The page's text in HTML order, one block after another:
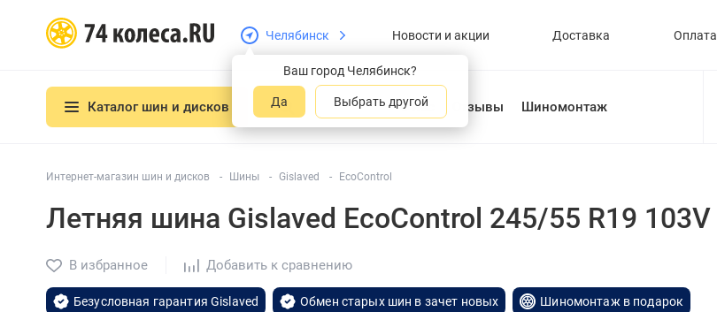
Челябинск
Ваш город Челябинск?
Да Выбрать другой
Новости и акции Доставка Оплата
Каталог шин и дисков О нас Отзывы Шиномонтаж
Интернет-магазин шин и дисков Шины Gislaved EcoControl
Летняя шина Gislaved EcoControl 245/55 R19 103V
В избранное Добавить к сравнению
Безусловная гарантия Gislaved Обмен старых шин в зачет новых Шиномонтаж в подарок